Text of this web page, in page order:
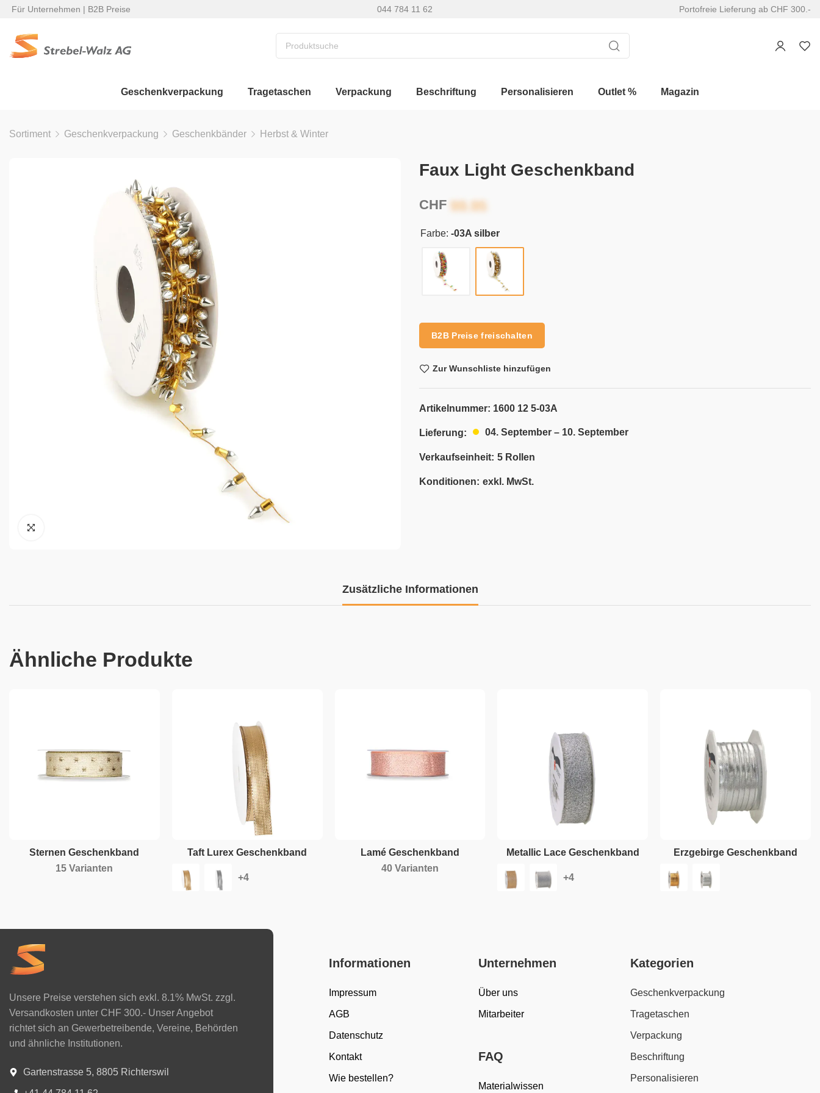
Für Unternehmen | B2B Preise 044 784 11 62 Portofreie Lieferung ab CHF 300.-
Geschenkverpackung Tragetaschen Verpackung Beschriftung Personalisieren Outlet % Magazin
Sortiment Geschenkverpackung Geschenkbänder Herbst & Winter
Faux Light Geschenkband
CHF
Farbe: -03A silber
B2B Preise freischalten
Zur Wunschliste hinzufügen
Artikelnummer: 1600 12 5-03A
Lieferung: 04. September – 10. September
Verkaufseinheit: 5 Rollen
Konditionen: exkl. MwSt.
Zusätzliche Informationen
Ähnliche Produkte
Sternen Geschenkband
15 Varianten
Taft Lurex Geschenkband
Lamé Geschenkband
40 Varianten
Metallic Lace Geschenkband Erzgebirge Geschenkband
Unsere Preise verstehen sich exkl. 8.1% MwSt. zzgl.
Versandkosten unter CHF 300.- Unser Angebot
richtet sich an Gewerbetreibende, Vereine, Behörden
und ähnliche Institutionen.
Gartenstrasse 5, 8805 Richterswil
Informationen
Impressum
AGB
Datenschutz
Kontakt
Wie bestellen?
Unternehmen
Über uns
Mitarbeiter
FAQ
Materialwissen
Kategorien
Geschenkverpackung
Tragetaschen
Verpackung
Beschriftung
Personalisieren